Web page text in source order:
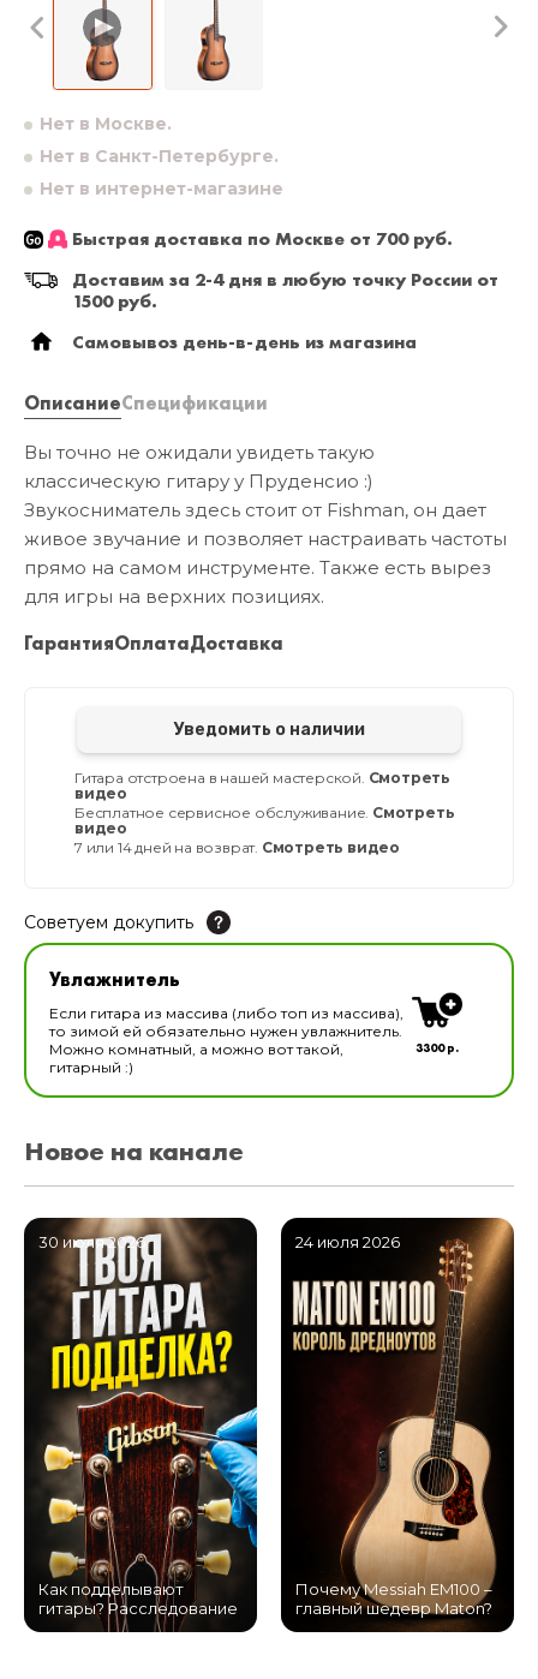
Нет в Москве.
Нет в Санкт-Петербурге.
Нет в интернет-магазине
Быстрая доставка по Москве от 700 руб.
Доставим за 2-4 дня в любую точку России от
1500 руб.
Самовывоз день-в-день из магазина
ОписаниеСпецификации
Вы точно не ожидали увидеть такую
классическую гитару у Пруденсио :)
Звукосниматель здесь стоит от Fishman, он дает
живое звучание и позволяет настраивать частоты
прямо на самом инструменте. Также есть вырез
для игры на верхних позициях.
ГарантияОплатаДоставка
Уведомить о наличии
Гитара отстроена в нашей мастерской. Смотреть
видео
Бесплатное сервисное обслуживание. Смотреть
видео
7 или 14 дней на возврат. Смотреть видео
Советуем докупить
Увлажнитель для музыкальных инструментов
В наличии
Увлажнитель
Если гитара из массива (либо топ из массива),
то зимой ей обязательно нужен увлажнитель.
Можно комнатный, а можно вот такой,
гитарный :)
3300 р.
Новое на канале
30 июля 2026
Как подделывают
гитары? Расследование
24 июля 2026
Почему Messiah EM100 –
главный шедевр Maton?